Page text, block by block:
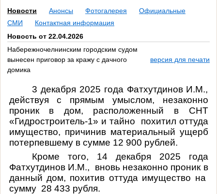
Новости Анонсы Фотогалерея
Официальные
СМИ
Контактная информация
Новость от 22.04.2026
Набережночелнинским городским судом
вынесен приговор за кражу с дачного
домика
версия для печати
3 декабря 2025 года Фатхутдинов И.М.,
действуя с прямым умыслом, незаконно
проник в дом, расположенный в СНТ
«Гидростроитель-1» и тайно похитил оттуда
имущество, причинив материальный ущерб
потерпевшему в сумме 12 900 рублей.
Кроме того, 14 декабря 2025 года
Фатхутдинов И.М., вновь незаконно проник в
данный дом, похитив оттуда имущество на
сумму 28 433 рубля.